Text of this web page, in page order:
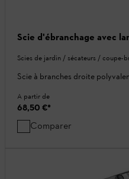
Scie d'ébranchage avec
Scies de jardin / sécateurs / coupe-
Scie à branches droite
A partir de
68,50 €*
Comparer